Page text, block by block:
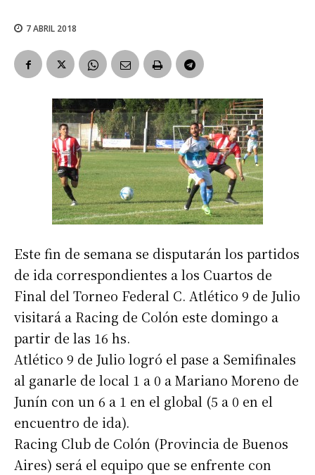
7 ABRIL 2018
Este fin de semana se disputarán los partidos
de ida correspondientes a los Cuartos de
Final del Torneo Federal C. Atlético 9 de Julio
visitará a Racing de Colón este domingo a
partir de las 16 hs.
Atlético 9 de Julio logró el pase a Semifinales
al ganarle de local 1 a 0 a Mariano Moreno de
Junín con un 6 a 1 en el global (5 a 0 en el
encuentro de ida).
Racing Club de Colón (Provincia de Buenos
Aires) será el equipo que se enfrente con